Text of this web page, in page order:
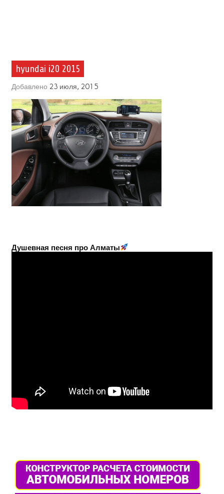
hyundai i20 2015
Добавлено 23 июля, 2015
Душевная песня про Алматы